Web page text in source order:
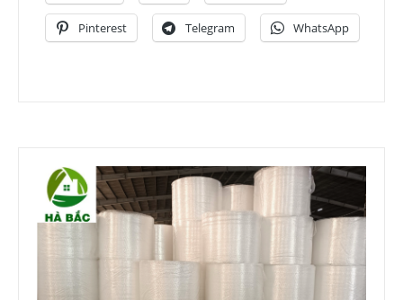
Pinterest Telegram WhatsApp